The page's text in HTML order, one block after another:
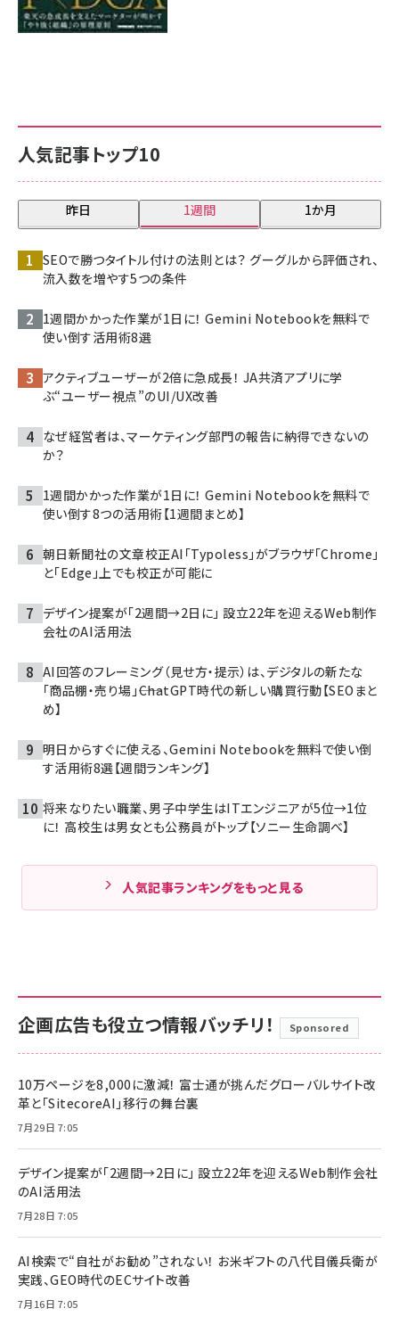
人気記事トップ10
昨日 1週間 1か月
SEOで勝つタイトル付けの法則とは？ グーグルから評価され、
流入数を増やす5つの条件
1週間かかった作業が1日に！ Gemini Notebookを無料で
使い倒す活用術8選
アクティブユーザーが2倍に急成長！ JA共済アプリに学
ぶ“ユーザー視点”のUI/UX改善
なぜ経営者は、マーケティング部門の報告に納得できないの
か？
1週間かかった作業が1日に！ Gemini Notebookを無料で
使い倒す8つの活用術【1週間まとめ】
朝日新聞社の文章校正AI「Typoless」がブラウザ「Chrome」
と「Edge」上でも校正が可能に
デザイン提案が「2週間→2日に」 設立22年を迎えるWeb制作
会社のAI活用法
AI回答のフレーミング（見せ方・提示）は、デジタルの新たな
「商品棚・売り場」――ChatGPT時代の新しい購買行動【SEOまと
め】
明日からすぐに使える、Gemini Notebookを無料で使い倒
す活用術8選【週間ランキング】
将来なりたい職業、男子中学生はITエンジニアが5位→1位
に！ 高校生は男女とも公務員がトップ【ソニー生命調べ】
人気記事ランキングをもっと見る
企画広告も役立つ情報バッチリ！ Sponsored
10万ページを8,000に激減！ 富士通が挑んだグローバルサイト改
革と「SitecoreAI」移行の舞台裏
7月29日 7:05
デザイン提案が「2週間→2日に」 設立22年を迎えるWeb制作会社
のAI活用法
7月28日 7:05
AI検索で“自社がお勧め”されない！ お米ギフトの八代目儀兵衛が
実践、GEO時代のECサイト改善
7月16日 7:05